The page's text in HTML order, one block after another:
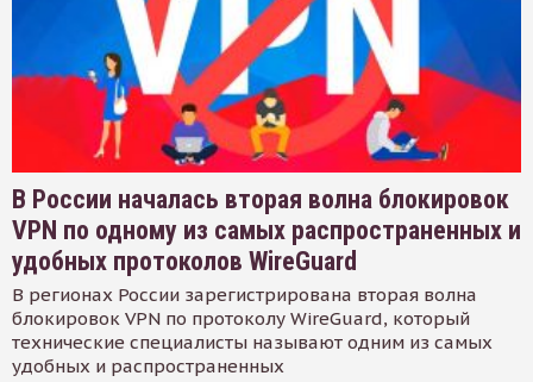
В России началась вторая волна блокировок
VPN по одному из самых распространенных и
удобных протоколов WireGuard
В регионах России зарегистрирована вторая волна
блокировок VPN по протоколу WireGuard, который
технические специалисты называют одним из самых
удобных и распространенных